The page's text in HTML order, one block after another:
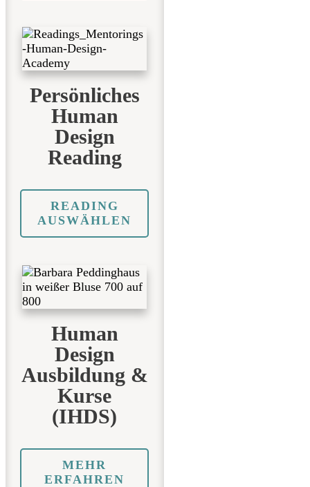
Persönliches
Human
Design
Reading
READING
AUSWÄHLEN
Human
Design
Ausbildung &
Kurse
(IHDS)
MEHR
ERFAHREN